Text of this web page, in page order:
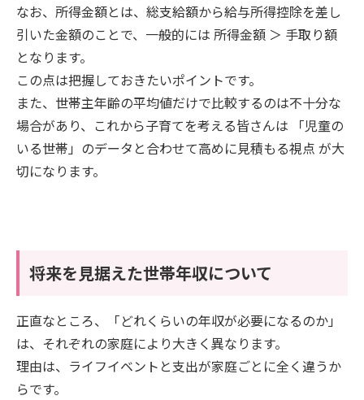
なお、所得金額とは、総支給額から給与所得控除を差し
引いた金額のことで、一般的には 所得金額 ＞ 手取り額
となります。
この点は把握しておきたいポイントです。
また、世帯主年齢の平均値だけで比較するのは不十分な
場合があり、これから子育てを考える皆さんは 「児童の
いる世帯」のデータと合わせて高めに見積もる視点 が大
切になります。
将来を見据えた世帯年収について
正直なところ、「どれくらいの年収が必要になるのか」
は、それぞれの家庭により大きく異なります。
理由は、ライフイベントと支出が家庭ごとに全く違うか
らです。